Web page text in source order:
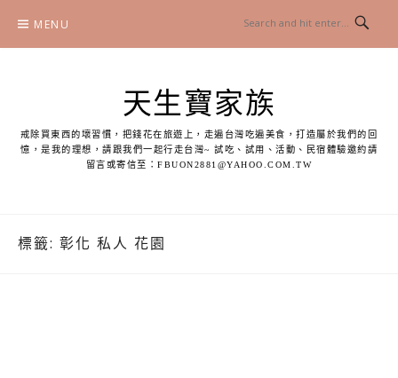
content
MENU
天生寶家族
戒除買東西的壞習慣，把錢花在旅遊上，走遍台灣吃遍美食，打造屬於我們的回
憶，是我的理想，請跟我們一起行走台灣~ 試吃、試用、活動、民宿體驗邀約請
留言或寄信至：FBUON2881@YAHOO.COM.TW
標籤: 彰化 私人 花園